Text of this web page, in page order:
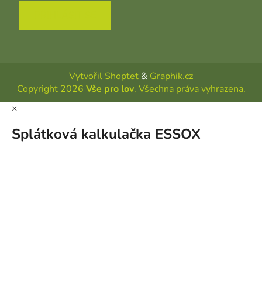
Vytvořil Shoptet & Graphik.cz
Copyright 2026 Vše pro lov. Všechna práva vyhrazena.
×
Splátková kalkulačka ESSOX